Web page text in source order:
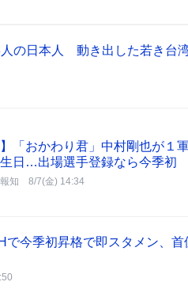
人の日本人 動き出した若き台
】「おかわり君」中村剛也が１
生日…出場選手登録なら今季初
知 8/7(金) 14:34
で今季初昇格で即スタメン、